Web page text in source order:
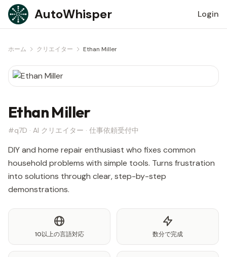
Skip to content
AutoWhisper Login
ホーム クリエイター Ethan Miller
Ethan Miller
#q7D · AI クリエイター · 仕事依頼受付中
DIY and home repair enthusiast who fixes common
household problems with simple tools. Turns frustration
into solutions through clear, step-by-step
demonstrations.
10以上の言語対応 数分で完成